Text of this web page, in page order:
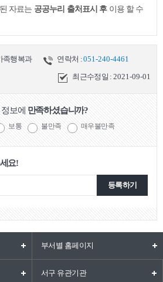
자료는 공공누리 출처표시 후 이용 할 수
족행복과 연락처 :051-240-4461
최근수정일 : 2021-09-01
보에 만족하셨습니까?
보통 불만족 매우불만족
요!
등록하기
부서별 홈페이지
서구 유관기관